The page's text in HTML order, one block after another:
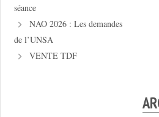
séance
NAO 2026 : Les demandes
de l’UNSA
VENTE TDF